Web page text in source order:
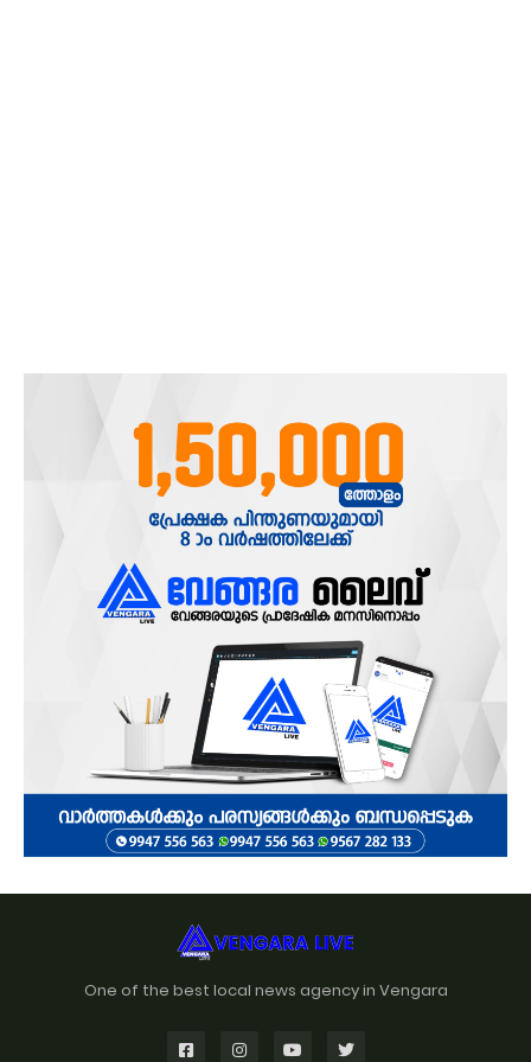
One of the best local news agency in Vengara